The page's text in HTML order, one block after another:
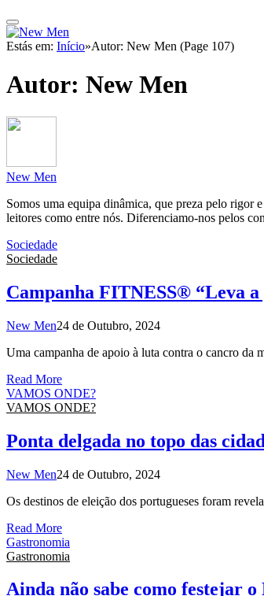
Estás em: Início»Autor: New Men (Page 107)
Autor: New Men
New Men
Somos uma equipa dinâmica, que preza pelo rigor
leitores como entre nós. Diferenciamo-nos pelos
Sociedade
Sociedade
Campanha FITNESS® “Leva a
New Men24 de Outubro, 2024
Uma campanha de apoio à luta contra o cancro
Read More
VAMOS ONDE?
VAMOS ONDE?
Ponta delgada no topo das
New Men24 de Outubro, 2024
Os destinos de eleição dos portugueses foram
Read More
Gastronomia
Gastronomia
Ainda não sabe como festejar